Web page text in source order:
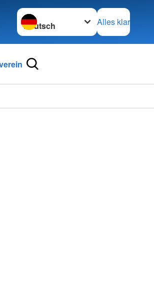
Sprache wechseln zu
Alles klar